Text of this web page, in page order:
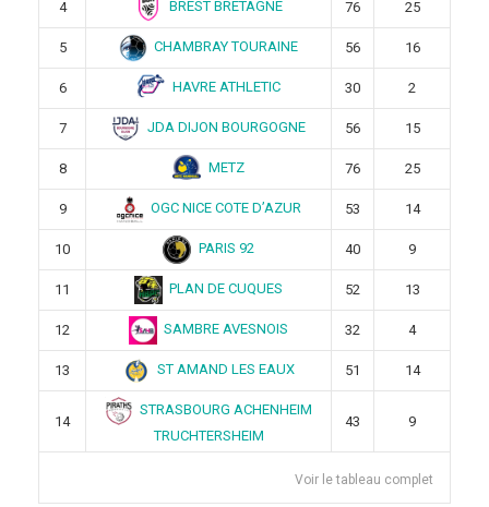
4 BREST BRETAGNE 76 25
5 CHAMBRAY TOURAINE 56 16
6 HAVRE ATHLETIC 30 2
7 JDA DIJON BOURGOGNE 56 15
8 METZ 76 25
9 OGC NICE COTE D’AZUR 53 14
10 PARIS 92 40 9
11 PLAN DE CUQUES 52 13
12 SAMBRE AVESNOIS 32 4
13 ST AMAND LES EAUX 51 14
14
STRASBOURG ACHENHEIM
TRUCHTERSHEIM
43 9
Voir le tableau complet